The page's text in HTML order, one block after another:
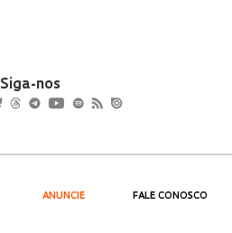
Siga-nos
ANUNCIE FALE CONOSCO